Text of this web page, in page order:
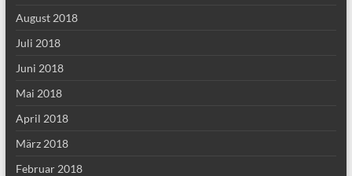
August 2018
Juli 2018
Juni 2018
Mai 2018
April 2018
März 2018
Februar 2018